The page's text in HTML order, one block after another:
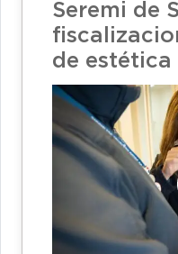
Seremi de
de estética